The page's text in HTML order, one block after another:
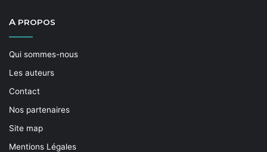
A PROPOS
Qui sommes-nous
Les auteurs
Contact
Nos partenaires
Site map
Mentions Légales